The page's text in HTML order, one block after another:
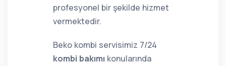
profesyonel bir şekilde hizmet
vermektedir.
Beko kombi servisimiz 7/24
kombi bakımı konularında